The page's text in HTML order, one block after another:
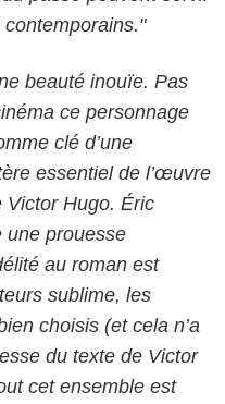
beauté inouïe. Pas
ce personnage
clé d’une
essentiel de l’œuvre
Victor Hugo. Éric
une prouesse
au roman est
sublime, les
choisis (et cela n’a
du texte de Victor
cet ensemble est